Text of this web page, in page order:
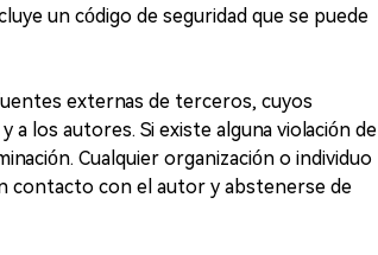
un código de seguridad que se puede
externas de terceros, cuyos
los autores. Si existe alguna violación de
Cualquier organización o individuo
contacto con el autor y abstenerse de